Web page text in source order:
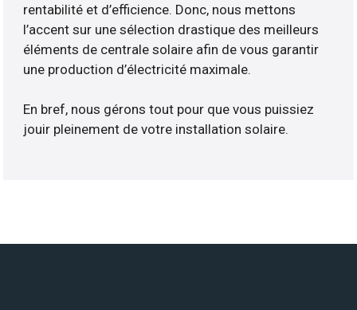
rentabilité et d’efficience. Donc, nous mettons
l’accent sur une sélection drastique des meilleurs
éléments de centrale solaire afin de vous garantir
une production d’électricité maximale.
En bref, nous gérons tout pour que vous puissiez
jouir pleinement de votre installation solaire.